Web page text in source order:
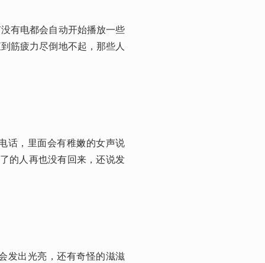
有电都会自动开始播放一些
筋疲力尽倒地不起，那些人
话，里面会有稚嫩的女声说
的人再也没有回来，还说发
发出光亮，还有奇怪的滋滋